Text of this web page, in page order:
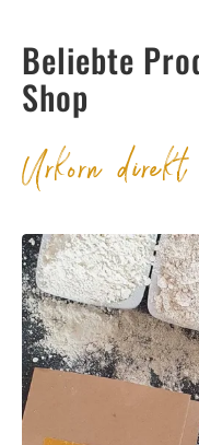
Beliebte
Shop
Urkorn